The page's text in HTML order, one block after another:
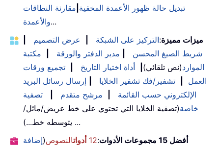
تبديل حالة ظهور الأعمدة المخفية مقارنة النطاقات
والأعمدة...
ميزات مميزة:التركيز على الشبكة عرض التصميم
شريط الصيغ المحسن
مدير الدفتر والورقة
مكتبة
الموارد(نص تلقائي) أداة اختيار التاريخ
تجميع ورقات
العمل
تشفير/فك تشفير الخلايا
إرسال رسائل البريد
الإلكتروني حسب القائمة
مرشح متقدم
تصفية
خاصة(تصفية الخلايا التي تحتوي على خط عريض/مائل/
يتوسطه خط...) ...
أفضل 15 مجموعات الأدوات
:
12 أدواتالنصوص(إضافة